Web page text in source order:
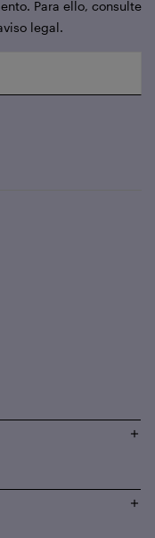
Para ello, consulte
legal.